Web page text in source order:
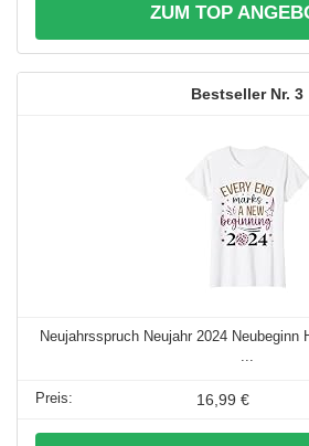
ZUM TOP
3
Neujahrsspruch Neujahr 2024 Neubeginn
16,99 €